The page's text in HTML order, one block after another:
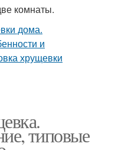
комнаты.
типовые